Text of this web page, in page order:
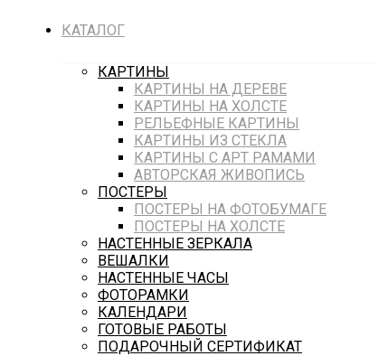
КАТАЛОГ
КАРТИНЫ
КАРТИНЫ НА ДЕРЕВЕ
КАРТИНЫ НА ХОЛСТЕ
РЕЛЬЕФНЫЕ КАРТИНЫ
КАРТИНЫ ИЗ СТЕКЛА
КАРТИНЫ С АРТ РАМАМИ
АВТОРСКАЯ ЖИВОПИСЬ
ПОСТЕРЫ
ПОСТЕРЫ НА ФОТОБУМАГЕ
ПОСТЕРЫ НА ХОЛСТЕ
НАСТЕННЫЕ ЗЕРКАЛА
ВЕШАЛКИ
НАСТЕННЫЕ ЧАСЫ
ФОТОРАМКИ
КАЛЕНДАРИ
ГОТОВЫЕ РАБОТЫ
ПОДАРОЧНЫЙ СЕРТИФИКАТ